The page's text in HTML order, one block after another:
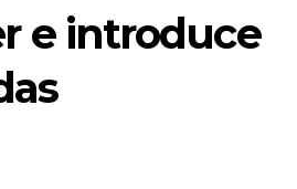
e introduce